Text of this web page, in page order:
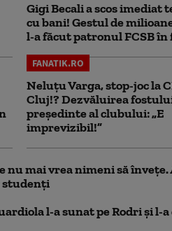
Gigi Becali a scos imediat
cu bani! Gestul de
l-a făcut patronul FCSB în
FANATIK.RO
Neluțu Varga, stop-joc la
Cluj!? Dezvăluirea
președinte al clubului: „E
imprevizibil!”
nu mai vrea nimeni să înveţe.
studenţi
l-a sunat pe Rodri și l-